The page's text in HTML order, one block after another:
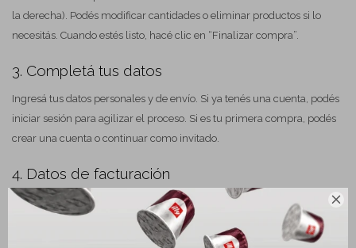

la derecha). Podés modificar cantidades o eliminar productos si lo
necesitás. Cuando estés listo, hacé clic en “Finalizar compra”.
3. Completá tus datos
Ingresá tus datos personales y de envío. Si ya tenés una cuenta, podés
iniciar sesión para agilizar el proceso. Si es tu primera compra, podés
crear una cuenta o continuar como invitado.
4. Datos de facturación
Si necesitás factura con RUT, asegurate de ingresarlo correctamente